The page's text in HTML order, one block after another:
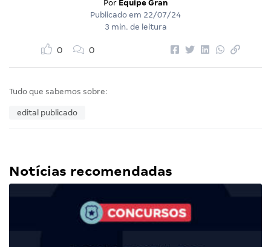
Por Equipe Gran
Publicado em 22/07/24
3 min. de leitura
0 0
Tudo que sabemos sobre:
edital publicado
Notícias recomendadas